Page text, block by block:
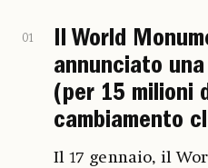
01
Il World
annunciato
(per 15 milioni
cambiamento
Il 17 gennaio, il